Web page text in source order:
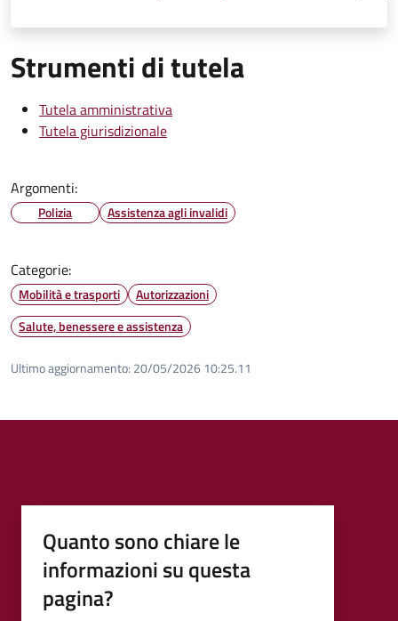
Strumenti di tutela
Tutela amministrativa
Tutela giurisdizionale
Argomenti:
Polizia Assistenza agli invalidi
Categorie:
Mobilità e trasporti
Autorizzazioni
Salute, benessere e assistenza
Ultimo aggiornamento: 20/05/2026 10:25.11
Quanto sono chiare le
informazioni su questa
pagina?